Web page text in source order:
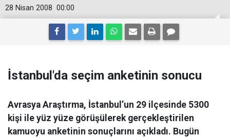
00:00
28 Nisan 2008
İstanbul'da seçim anketinin sonucu
Avrasya Araştırma, İstanbul’un 29 ilçesinde 5300
kişi ile yüz yüze görüşülerek gerçekleştirilen
kamuoyu anketinin sonuçlarını açıkladı. Bugün